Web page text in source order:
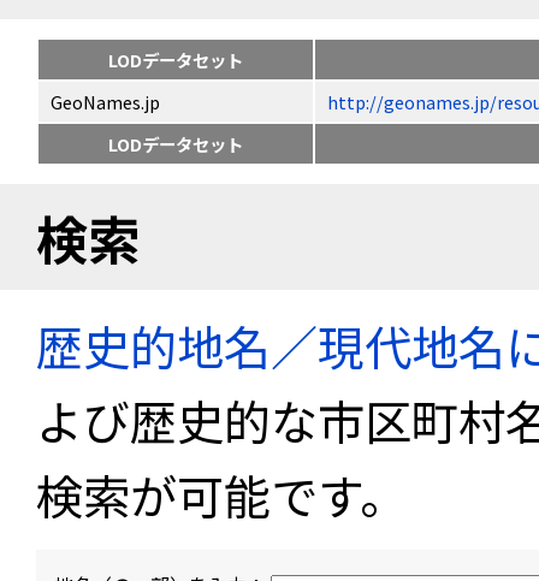
LODデータセット
GeoNames.jp
http://geonames.jp/
LODデータセット
検索
歴史的地名／現代地名
よび歴史的な市区町村
検索が可能です。